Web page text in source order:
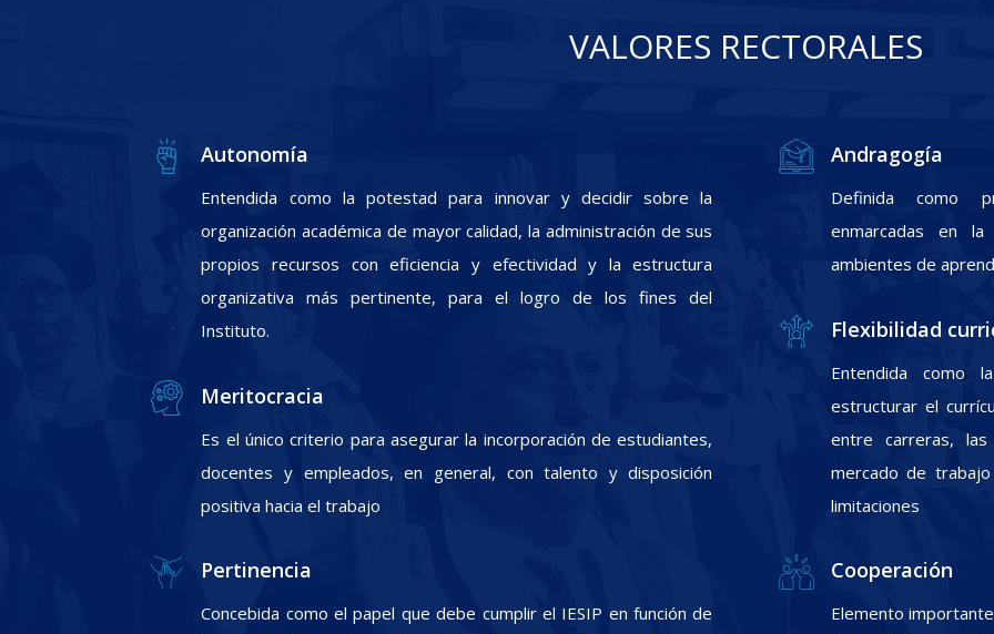
VALORES RECTORALES
Autonomía
Entendida como la potestad para innovar y decidir sobre la
organización académica de mayor calidad, la administración de sus
propios recursos con eficiencia y efectividad y la estructura
organizativa más pertinente, para el logro de los fines del
Instituto.
Meritocracia
Es el único criterio para asegurar la incorporación de estudiantes,
docentes y empleados, en general, con talento y disposición
positiva hacia el trabajo
Pertinencia
Concebida como el papel que debe cumplir el IESIP en función de
Andragogía
Definida como
enmarcadas en
ambientes de
Flexibilidad
Entendida como
estructurar el
entre carreras,
mercado de
limitaciones
Cooperación
Elemento